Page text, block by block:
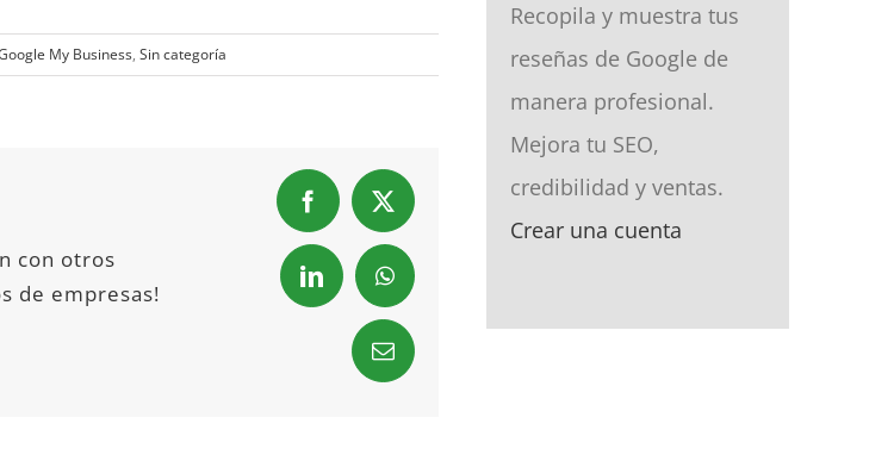
My Business,Sin categoría
con otros
de empresas!
Facebook
X
LinkedInWhatsApp
Email
Recopila y muestra tus
reseñas de Google de
manera profesional.
Mejora tu SEO,
credibilidad y ventas.
Crear una cuenta